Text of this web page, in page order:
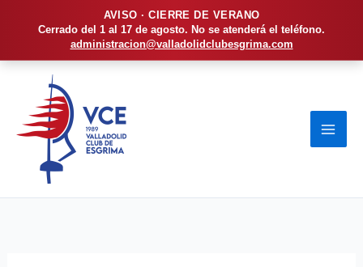
AVISO · CIERRE DE VERANO
Cerrado del 1 al 17 de agosto. No se atenderá el teléfono.
administracion@valladolidclubesgrima.com
contenido